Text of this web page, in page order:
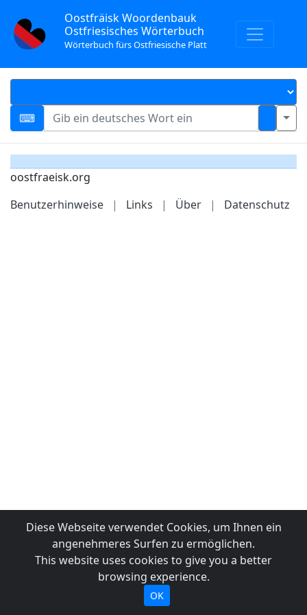
Oostfräisk Woordenbauk
Ostfriesisches Wörterbuch
Wörterbuch fürs Ostfriesische Platt
oostfraeisk.org
Benutzerhinweise
| Links | Über | Datenschutz
Diese Webseite verwendet Cookies, um Ihnen ein
angenehmeres Surfen zu ermöglichen.
This website uses cookies to give you a better
browsing experience.
OK